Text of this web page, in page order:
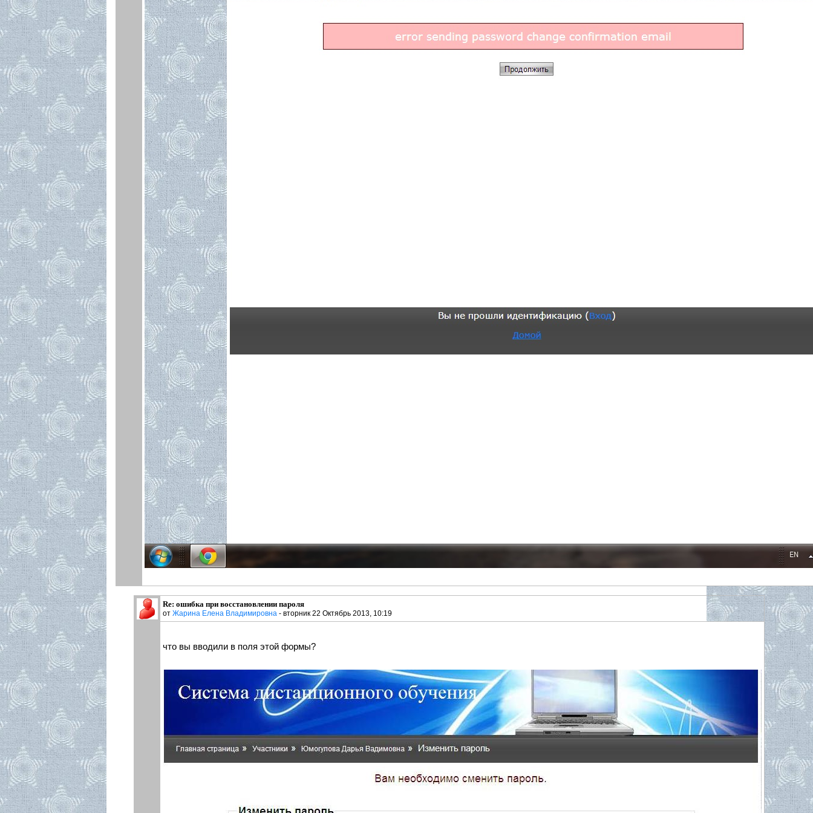
Re: ошибка при восстановлении пароля
от Жарина Елена Владимировна - вторник 22 Октябрь 2013, 10:19
что вы вводили в поля этой формы?